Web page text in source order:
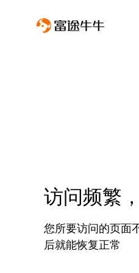
访问频繁
您所要访问的页面
后就能恢复正常